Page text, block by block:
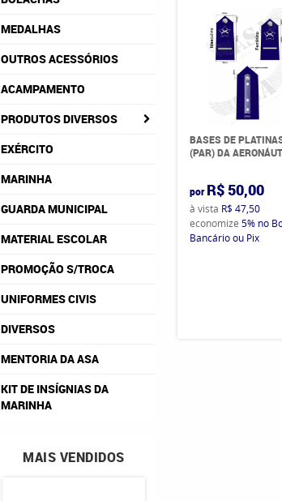
MEDALHAS
OUTROS ACESSÓRIOS
ACAMPAMENTO
PRODUTOS DIVERSOS
EXÉRCITO
MARINHA
GUARDA MUNICIPAL
MATERIAL ESCOLAR
PROMOÇÃO S/TROCA
UNIFORMES CIVIS
DIVERSOS
MENTORIA DA ASA
KIT DE INSÍGNIAS DA
MARINHA
MAIS VENDIDOS
BASES DE
(PAR) DA
por R$ 50,00
à vista R$ 47,50
economize 5% no
Bancário ou Pix